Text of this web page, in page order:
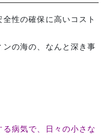
性の確保に高いコスト
の海の、なんと深き事
病気で、日々の小さな